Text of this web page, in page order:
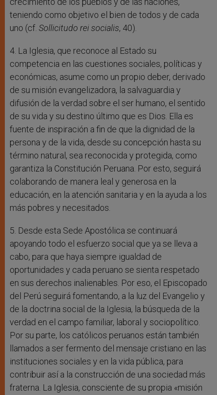
teniendo como objetivo el bien de todos y de cada
uno (cf. Sollicitudo rei socialis, 40).
4. La Iglesia, que reconoce al Estado su
competencia en las cuestiones sociales, políticas y
económicas, asume como un propio deber, derivado
de su misión evangelizadora, la salvaguardia y
difusión de la verdad sobre el ser humano, el sentido
de su vida y su destino último que es Dios. Ella es
fuente de inspiración a fin de que la dignidad de la
persona y de la vida, desde su concepción hasta su
término natural, sea reconocida y protegida, como
garantiza la Constitución Peruana. Por esto, seguirá
colaborando de manera leal y generosa en la
educación, en la atención sanitaria y en la ayuda a los
más pobres y necesitados.
5. Desde esta Sede Apostólica se continuará
apoyando todo el esfuerzo social que ya se lleva a
cabo, para que haya siempre igualdad de
oportunidades y cada peruano se sienta respetado
en sus derechos inalienables. Por eso, el Episcopado
del Perú seguirá fomentando, a la luz del Evangelio y
de la doctrina social de la Iglesia, la búsqueda de la
verdad en el campo familiar, laboral y sociopolítico.
Por su parte, los católicos peruanos están también
llamados a ser fermento del mensaje cristiano en las
instituciones sociales y en la vida pública, para
contribuir así a la construcción de una sociedad más
fraterna. La Iglesia, consciente de su propia «misión